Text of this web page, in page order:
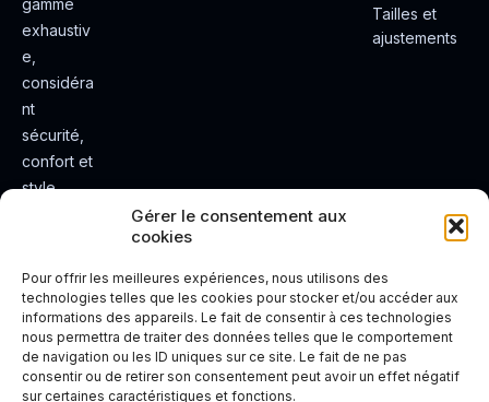
Gérer le consentement aux
cookies
Pour offrir les meilleures expériences, nous utilisons des
technologies telles que les cookies pour stocker et/ou accéder aux
informations des appareils. Le fait de consentir à ces technologies
nous permettra de traiter des données telles que le comportement
de navigation ou les ID uniques sur ce site. Le fait de ne pas
consentir ou de retirer son consentement peut avoir un effet négatif
sur certaines caractéristiques et fonctions.
gamme
exhaustiv
e,
considéra
nt
sécurité,
confort et
style.
e de
conduite
plus sûre
et plus
agréable.
Tailles et
ajustements